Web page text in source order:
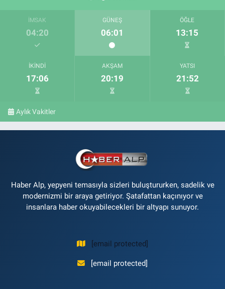
İMSAK
04:20
GÜNEŞ
06:01
ÖĞLE
13:15
İKINDI
17:06
AKŞAM
20:19
YATSI
21:52
Aylık Vakitler
Haber Alp, yepyeni temasıyla sizleri buluştururken, sadelik ve
modernizmi bir araya getiriyor. Şatafattan kaçınıyor ve
insanlara haber okuyabilecekleri bir altyapı sunuyor.
[email protected]
[email protected]